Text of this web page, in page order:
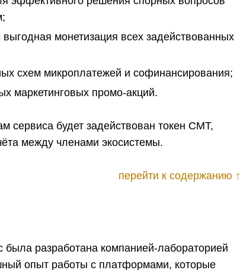
монетизация всех задействованных
схем микроплатежей и софинансирования;
маркетинговых промо-акций.
будет задействован токен CMT,
между членами экосистемы.
перейти к содержанию ↑
разработана компанией-лабораторией
опыт работы с платформами, которые